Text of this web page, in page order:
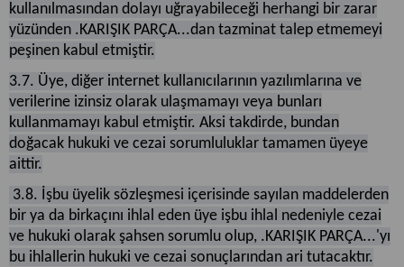
kullanılmasından dolayı uğrayabileceği herhangi bir zarar
yüzünden .KARIŞIK PARÇA...dan tazminat talep etmemeyi
peşinen kabul etmiştir.
3.7. Üye, diğer internet kullanıcılarının yazılımlarına ve
verilerine izinsiz olarak ulaşmamayı veya bunları
kullanmamayı kabul etmiştir. Aksi takdirde, bundan
doğacak hukuki ve cezai sorumluluklar tamamen üyeye
aittir.
3.8. İşbu üyelik sözleşmesi içerisinde sayılan maddelerden
bir ya da birkaçını ihlal eden üye işbu ihlal nedeniyle cezai
ve hukuki olarak şahsen sorumlu olup, .KARIŞIK PARÇA...'yı
bu ihlallerin hukuki ve cezai sonuçlarından ari tutacaktır.